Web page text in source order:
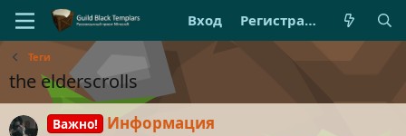
Вход Регистрация
Теги
the elderscrolls
Важно! Информация